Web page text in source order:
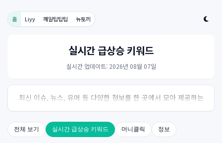
홈 Liyy 깨알팁팁팁 뉴토끼
실시간 급상승 키워드
실시간 업데이트: 2026년 08월 07일
최신 이슈, 뉴스, 유머 등 다양한 정보를 한 곳에서 모아 제공하는
사이트입니다. 오늘의 핫이슈를 한눈에 살펴보세요.
전체 보기 실시간 급상승 키워드 머니클릭 정보